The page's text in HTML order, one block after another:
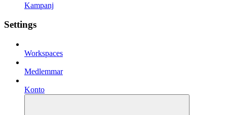
Kampanj
Settings
Workspaces
Medlemmar
Konto